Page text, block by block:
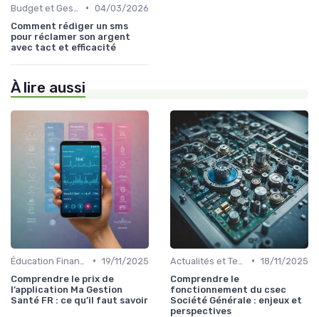
• 04/03/2026
Comment rédiger un sms
pour réclamer son argent
avec tact et efficacité
À lire aussi
• 19/11/2025
Comprendre le prix de
l’application Ma Gestion
Santé FR : ce qu’il faut savoir
• 18/11/2025
Comprendre le
fonctionnement du csec
Société Générale : enjeux et
perspectives